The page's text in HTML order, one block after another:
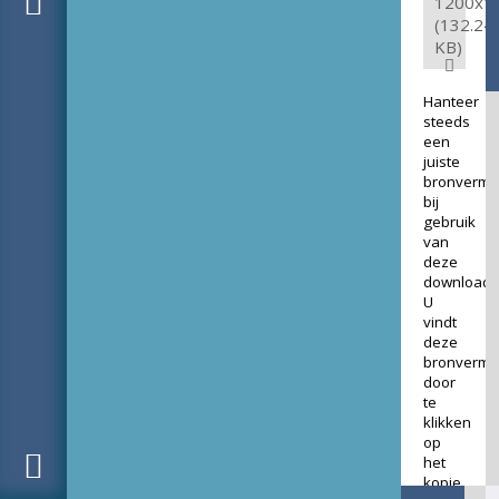
(132.24
KB)
Hanteer
steeds
een
juiste
bij
gebruik
van
deze
download.
U
vindt
deze
door
te
klikken
op
het
kopje